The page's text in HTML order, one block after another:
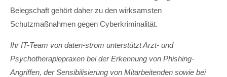
Belegschaft gehört daher zu den wirksamsten
Schutzmaßnahmen gegen Cyberkriminalität.
Ihr IT-Team von daten-strom unterstützt Arzt- und
Psychotherapiepraxen bei der Erkennung von Phishing-
Angriffen, der Sensibilisierung von Mitarbeitenden sowie bei